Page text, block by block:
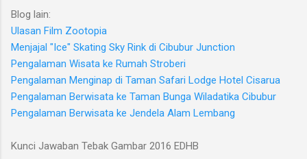
Blog lain:
Ulasan Film Zootopia
Menjajal "Ice" Skating Sky Rink di Cibubur Junction
Pengalaman Wisata ke Rumah Stroberi
Pengalaman Menginap di Taman Safari Lodge Hotel Cisarua
Pengalaman Berwisata ke Taman Bunga Wiladatika Cibubur
Pengalaman Berwisata ke Jendela Alam Lembang
Kunci Jawaban Tebak Gambar 2016 EDHB